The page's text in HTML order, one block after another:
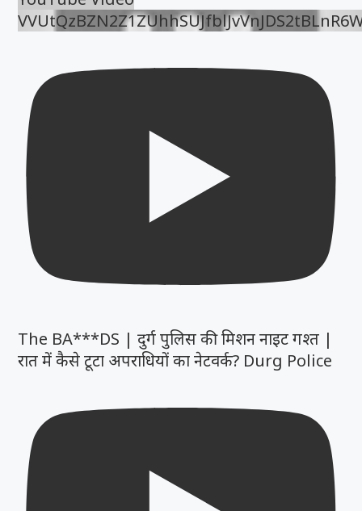
The BA***DS | दुर्ग पुलिस की मिशन नाइट गश्त |
रात में कैसे टूटा अपराधियों का नेटवर्क? Durg Police